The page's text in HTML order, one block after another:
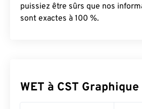
puissiez être sûrs que nos
sont exactes à 100 %.
WET à CST Graphique